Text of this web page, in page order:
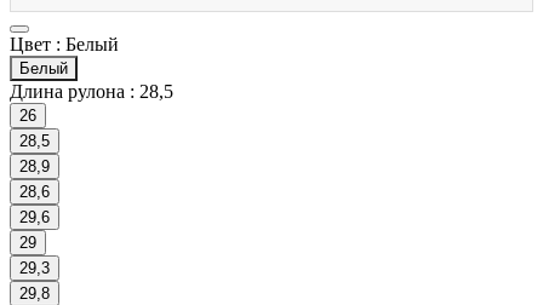
Цвет : Белый
Белый
Длина рулона : 28,5
26
28,5
28,9
28,6
29,6
29
29,3
29,8